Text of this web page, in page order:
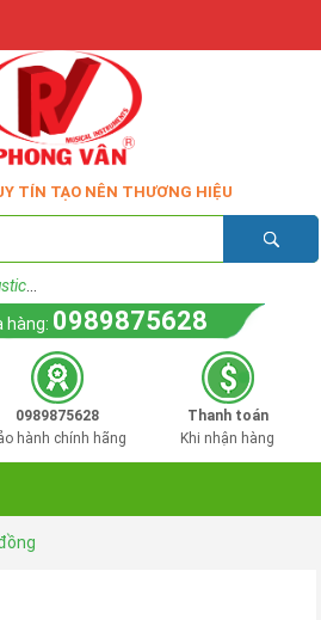
TÍN TẠO NÊN THƯƠNG HIỆU
hàng: 0989875628
0989875628
hành chính hãng
Thanh toán
Khi nhận hàng